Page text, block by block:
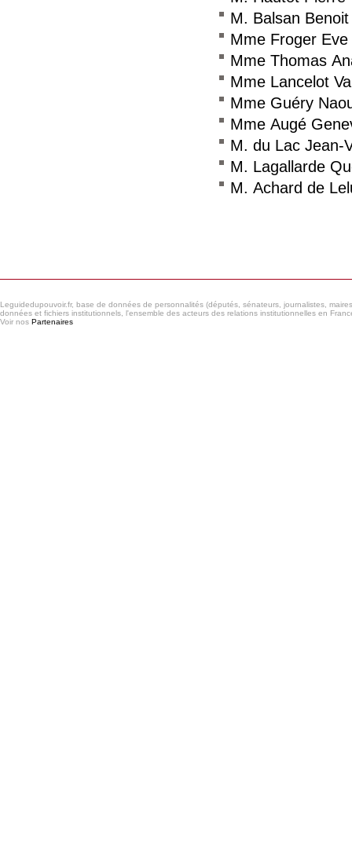
M. Balsan Benoit
Mme Froger Eve
Mme Thomas
Mme Lancelot
Mme Guéry
Mme Augé
M. du Lac Jean-
M. Lagallarde
M. Achard de
Leguidedupouvoir.fr, base de données de personnalités (députés, sénateurs, journalistes,
données et fichiers institutionnels, l'ensemble des acteurs des relations institutionnelles en
Voir nos Partenaires